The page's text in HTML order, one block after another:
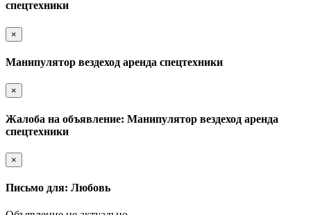
спецтехники
×
Манипулятор вездеход аренда спецтехники
×
Жалоба на объявление: Манипулятор вездеход аренда
спецтехники
×
Письмо для: Любовь